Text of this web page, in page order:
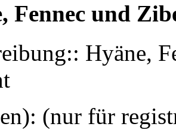
Fennec und
Hyäne,
(nur für